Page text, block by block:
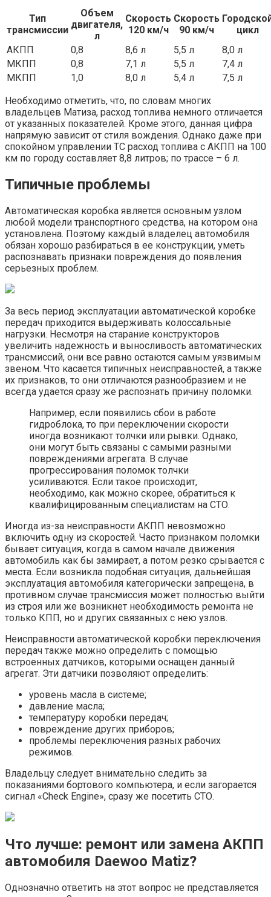
Тип
трансмиссии
Объем
двигателя,
л
Скорость
120 км/ч
Скорость
90 км/ч
цикл
АКПП
0,8 8,6 л 5,5 л
8,0 л
МКПП
0,8 7,1 л 5,5 л
7,4 л
МКПП
1,0 8,0 л 5,4 л
7,5 л
Необходимо отметить, что, по словам многих
владельцев Матиза, расход топлива немного отличается
от указанных показателей. Кроме этого, данная цифра
напрямую зависит от стиля вождения. Однако даже при
спокойном управлении ТС расход топлива с АКПП на 100
км по городу составляет 8,8 литров; по трассе – 6 л.
Типичные проблемы
Автоматическая коробка является основным узлом
любой модели транспортного средства, на котором она
установлена. Поэтому каждый владелец автомобиля
обязан хорошо разбираться в ее конструкции, уметь
распознавать признаки повреждения до появления
серьезных проблем.
За весь период эксплуатации автоматической коробке
передач приходится выдерживать колоссальные
нагрузки. Несмотря на старание конструкторов
увеличить надежность и выносливость автоматических
трансмиссий, они все равно остаются самым уязвимым
звеном. Что касается типичных неисправностей, а также
их признаков, то они отличаются разнообразием и не
всегда удается сразу же распознать причину поломки.
Например, если появились сбои в работе
гидроблока, то при переключении скорости
иногда возникают толчки или рывки. Однако,
они могут быть связаны с самыми разными
повреждениями агрегата. В случае
прогрессирования поломок толчки
усиливаются. Если такое происходит,
необходимо, как можно скорее, обратиться к
квалифицированным специалистам на СТО.
Иногда из-за неисправности АКПП невозможно
включить одну из скоростей. Часто признаком поломки
бывает ситуация, когда в самом начале движения
автомобиль как бы замирает, а потом резко срывается с
места. Если возникла подобная ситуация, дальнейшая
эксплуатация автомобиля категорически запрещена, в
противном случае трансмиссия может полностью выйти
из строя или же возникнет необходимость ремонта не
только КПП, но и других связанных с нею узлов.
Неисправности автоматической коробки переключения
передач также можно определить с помощью
встроенных датчиков, которыми оснащен данный
агрегат. Эти датчики позволяют определить:
уровень масла в системе;
давление масла;
температуру коробки передач;
повреждение других приборов;
проблемы переключения разных рабочих
режимов.
Владельцу следует внимательно следить за
показаниями бортового компьютера, и если загорается
сигнал «Check Engine», сразу же посетить СТО.
Что лучше: ремонт или замена АКПП
автомобиля Daewoo Matiz?
Однозначно ответить на этот вопрос не представляется